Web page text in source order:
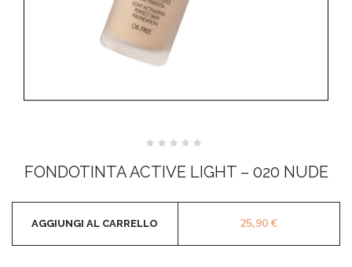
su
5
FONDOTINTA ACTIVE LIGHT – 020 NUDE
25,90€
AGGIUNGI AL CARRELLO